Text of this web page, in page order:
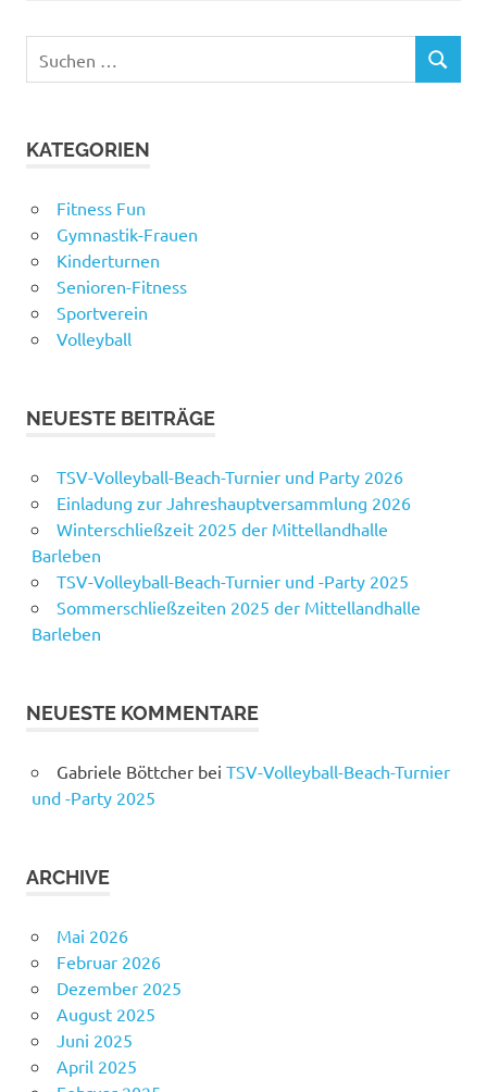
nach:
SUCHEN
KATEGORIEN
Fitness Fun
Gymnastik-Frauen
Kinderturnen
Senioren-Fitness
Sportverein
Volleyball
NEUESTE BEITRÄGE
TSV-Volleyball-Beach-Turnier und Party 2026
Einladung zur Jahreshauptversammlung 2026
Winterschließzeit 2025 der Mittellandhalle
Barleben
TSV-Volleyball-Beach-Turnier und -Party 2025
Sommerschließzeiten 2025 der Mittellandhalle
Barleben
NEUESTE KOMMENTARE
Gabriele Böttcherbei TSV-Volleyball-Beach-Turnier
und -Party 2025
ARCHIVE
Mai 2026
Februar 2026
Dezember 2025
August 2025
Juni 2025
April 2025